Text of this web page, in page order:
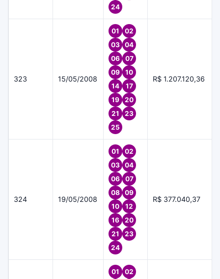
24
323 15/05/2008
01
02
03
04
06
07
09
10
14
17
19
20
21
23
25
R$ 1.207.120,36
324 19/05/2008
01
02
03
04
06
07
08
09
10
12
16
20
21
23
24
R$ 377.040,37
01 02